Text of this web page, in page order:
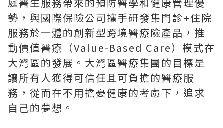
勢，與國際保險公司攜手研發集門診+住院
服務於一體的創新型跨境醫療險產品，推
動價值醫療（Value-Based Care）模式在
大灣區的發展。大灣區醫療集團的目標是
讓所有人獲得可信任且可負擔的醫療服
務，從而在不用擔憂健康的考慮下，追求
自己的夢想。